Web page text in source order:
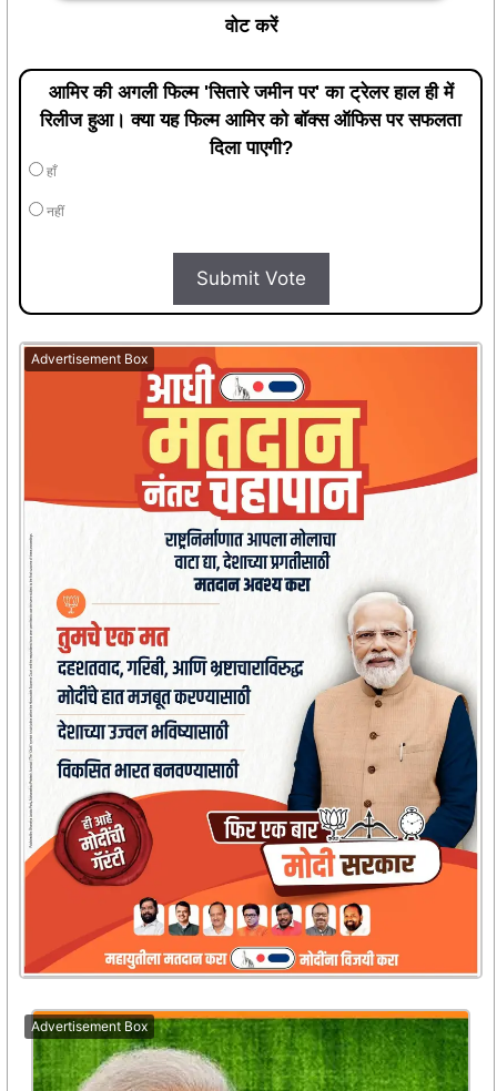
वोट करें
आमिर की अगली फिल्म 'सितारे जमीन पर' का ट्रेलर हाल ही में
रिलीज हुआ। क्या यह फिल्म आमिर को बॉक्स ऑफिस पर सफलता
दिला पाएगी?
हाँ
नहीं
Submit Vote
Advertisement Box
Advertisement Box